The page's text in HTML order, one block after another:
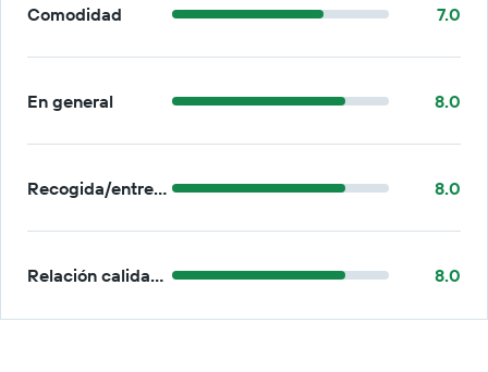
Comodidad 7.0
En general 8.0
Recogida/entrega 8.0
Relación calidad-precio 8.0